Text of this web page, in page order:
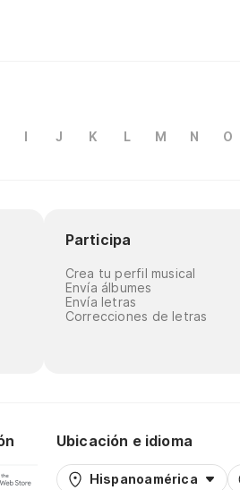
I J K L M N O
Participa
Crea tu perfil musical
Envía álbumes
Envía letras
Correcciones de letras
Ubicación e idioma
Hispanoamérica